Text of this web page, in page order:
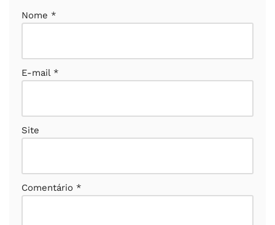
Nome *
E-mail *
Site
Comentário *